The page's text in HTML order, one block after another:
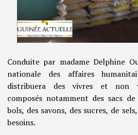
Conduite par madame Delphine
nationale des affaires
distribuera des vivres et non
composés notamment des sacs
bols, des savons, des sucres, de
besoins.